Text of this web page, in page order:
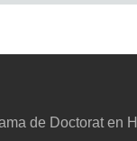
de Doctorat en